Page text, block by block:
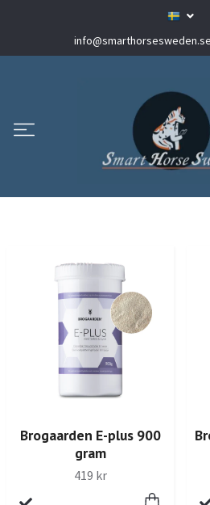
info@smarthorsesweden.se
Brogaarden E-plus 900
gram
419 kr